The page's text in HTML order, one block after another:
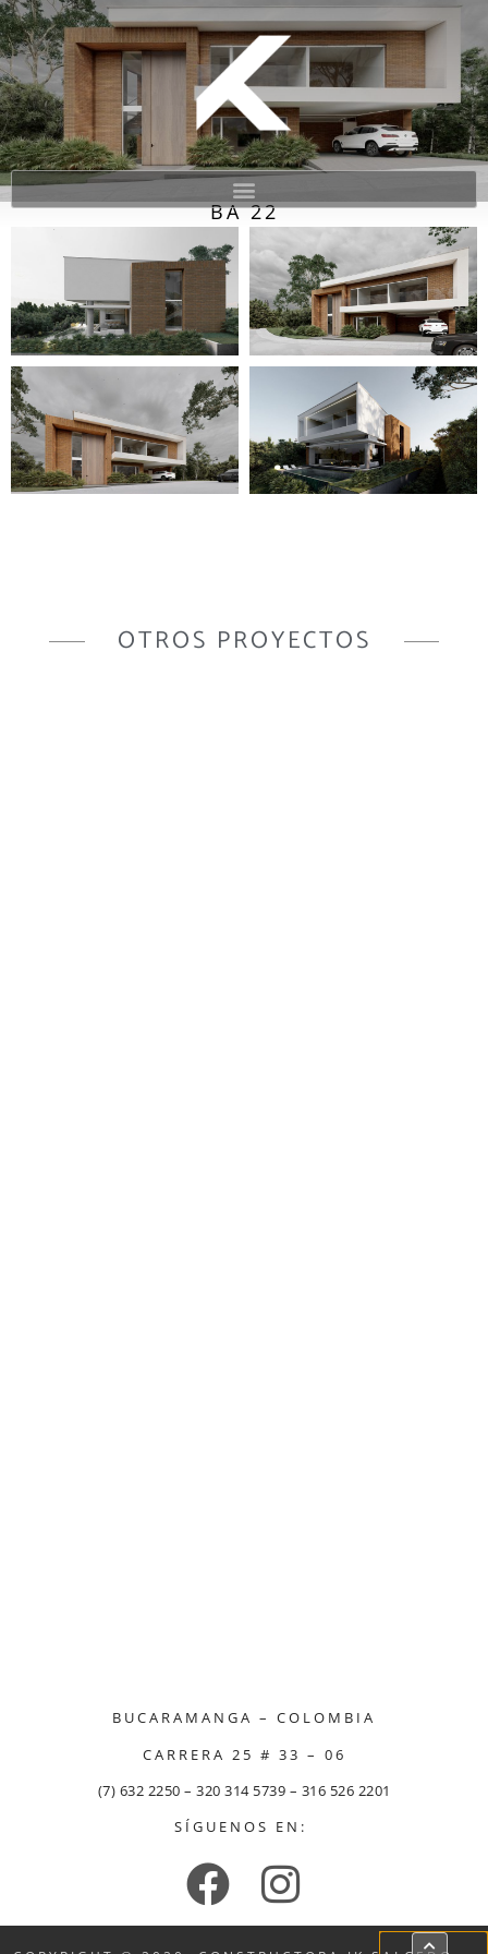
BA 22
OTROS PROYECTOS
BUCARAMANGA – COLOMBIA
CARRERA 25 # 33 – 06
(7) 632 2250 – 320 314 5739 – 316 526 2201
SÍGUENOS EN: